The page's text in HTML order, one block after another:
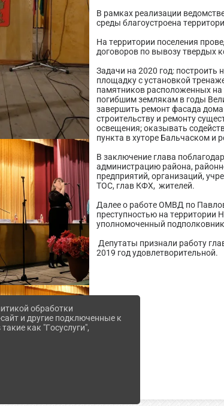
В рамках реализации
среды благоустроена
На территории поселения
договоров по вывозу твердых
Задачи на 2020 год:
площадку с установкой
памятников расположенных на
погибшим землякам в годы
завершить ремонт фасада
строительству и ремонту
освещения; оказывать
пункта в хуторе Бальчаском и
В заключение глава
администрацию района,
предприятий, организаций,
ТОС, глав КФХ, жителей.
Далее о работе ОМВД по
преступностью на территории
уполномоченный
Депутаты признали работу
2019 год удовлетворительной.
обработки
и другие подключенные к
как "Госуслуги",